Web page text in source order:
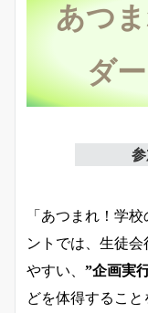
あつ
ダ
「あつまれ！学
ントでは、生徒
やすい、 ”企画実
どを体得するこ